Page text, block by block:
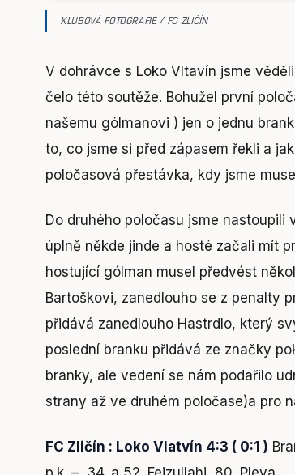
KLUBOVÁ FOTOGRAFIE / FC ZLIČÍN
V dohrávce s Loko Vltavín jsme
čelo této soutěže. Bohužel první
našemu gólmanovi ) jen o jednu
to, co jsme si před zápasem řekli a
poločasová přestávka, kdy jsme
Do druhého poločasu jsme
úplně někde jinde a hosté začali mít
hostující gólman musel předvést
Bartoškovi, zanedlouho se z penalty
přidává zanedlouho Hastrdlo, který
poslední branku přidává ze značky
branky, ale vedení se nám podařilo
strany až ve druhém poločase)a pro
FC Zličín : Loko Vlatvín 4:3 ( 0:1 )